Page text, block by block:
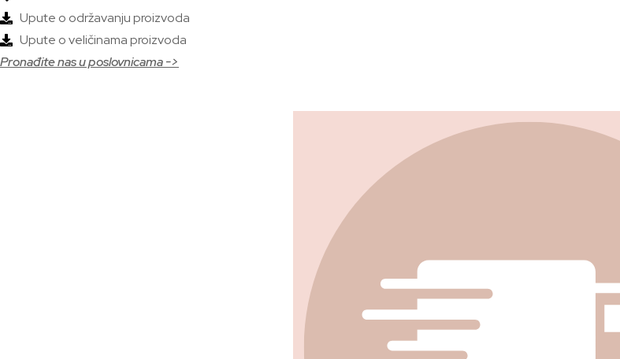
Upute o održavanju proizvoda
Upute o veličinama proizvoda
Pronađite nas u poslovnicama ->